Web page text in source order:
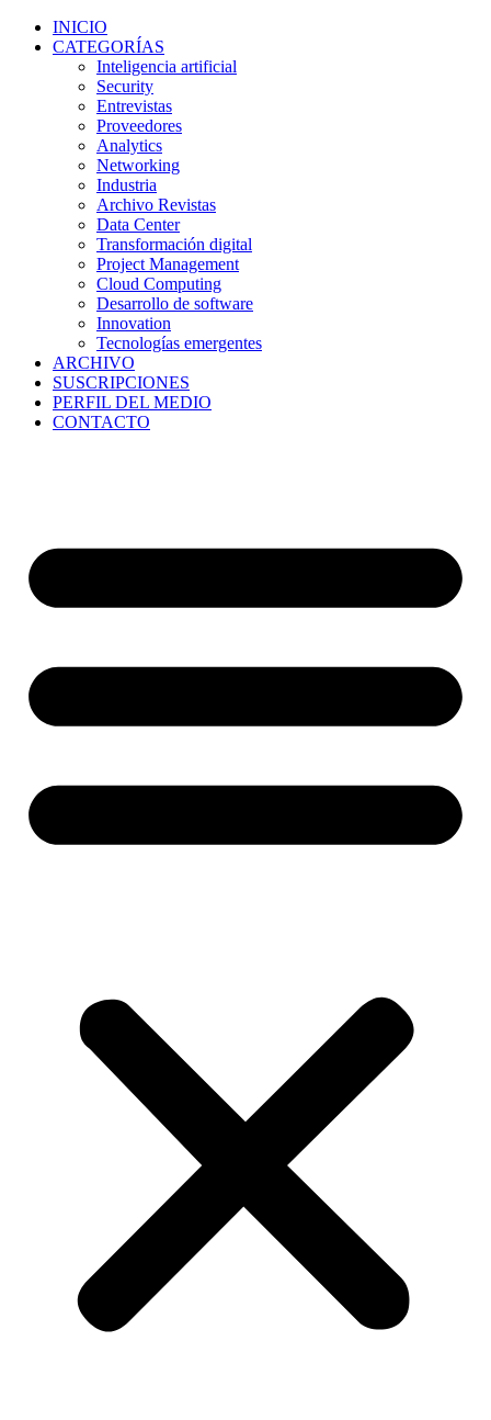
INICIO
CATEGORÍAS
Inteligencia artificial
Security
Entrevistas
Proveedores
Analytics
Networking
Industria
Archivo Revistas
Data Center
Transformación digital
Project Management
Cloud Computing
Desarrollo de software
Innovation
Tecnologías emergentes
ARCHIVO
SUSCRIPCIONES
PERFIL DEL MEDIO
CONTACTO